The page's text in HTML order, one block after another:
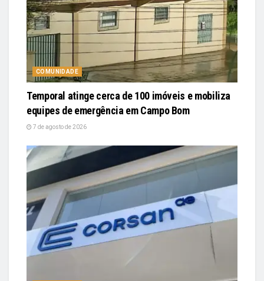
COMUNIDADE
Temporal atinge cerca de 100 imóveis e mobiliza
equipes de emergência em Campo Bom
7 de agosto de 2026